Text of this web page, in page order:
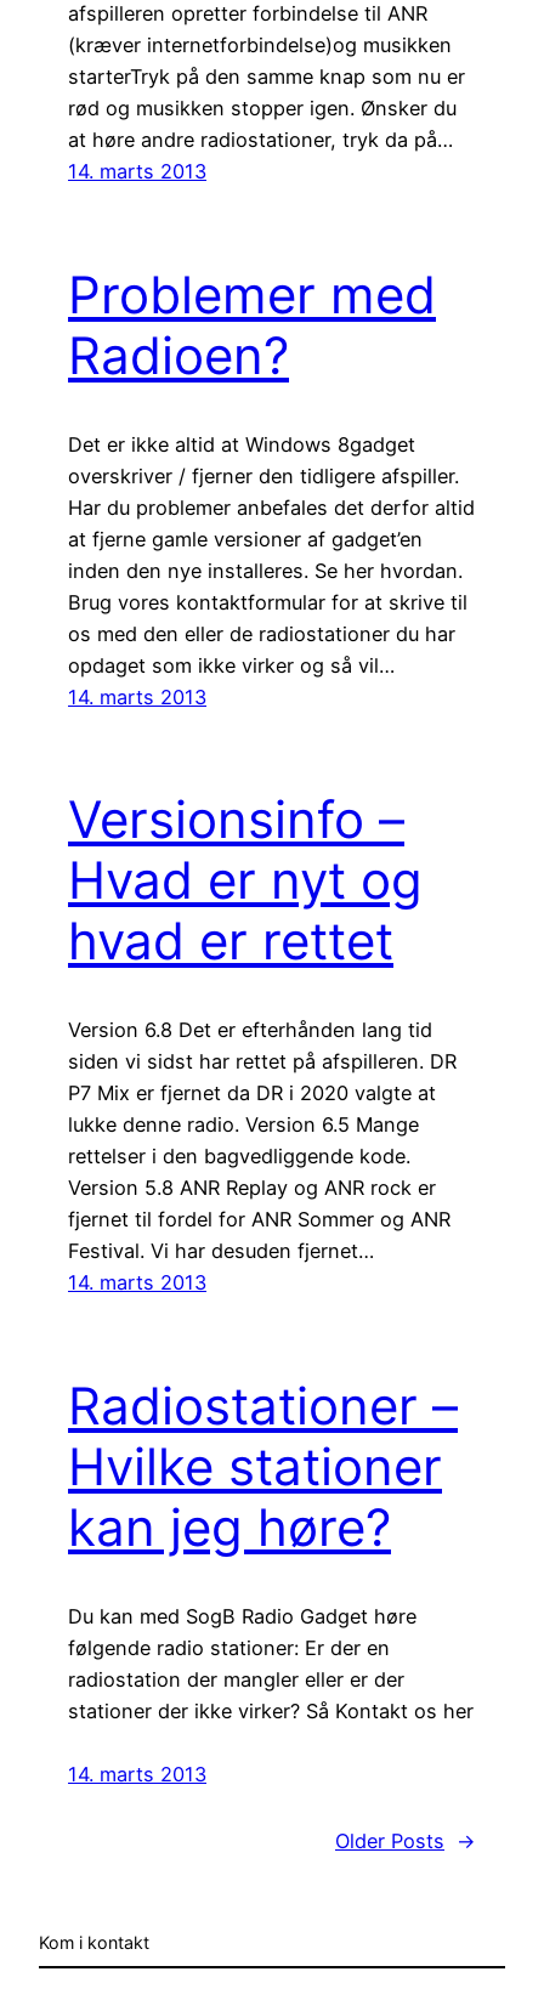
afspilleren opretter forbindelse til ANR
(kræver internetforbindelse)og musikken
starterTryk på den samme knap som nu er
rød og musikken stopper igen. Ønsker du
at høre andre radiostationer, tryk da på…
14. marts 2013
Problemer med
Radioen?
Det er ikke altid at Windows 8gadget
overskriver / fjerner den tidligere afspiller.
Har du problemer anbefales det derfor altid
at fjerne gamle versioner af gadget’en
inden den nye installeres. Se her hvordan.
Brug vores kontaktformular for at skrive til
os med den eller de radiostationer du har
opdaget som ikke virker og så vil…
14. marts 2013
Versionsinfo –
Hvad er nyt og
hvad er rettet
Version 6.8 Det er efterhånden lang tid
siden vi sidst har rettet på afspilleren. DR
P7 Mix er fjernet da DR i 2020 valgte at
lukke denne radio. Version 6.5 Mange
rettelser i den bagvedliggende kode.
Version 5.8 ANR Replay og ANR rock er
fjernet til fordel for ANR Sommer og ANR
Festival. Vi har desuden fjernet…
14. marts 2013
Radiostationer –
Hvilke stationer
kan jeg høre?
Du kan med SogB Radio Gadget høre
følgende radio stationer: Er der en
radiostation der mangler eller er der
stationer der ikke virker? Så Kontakt os her
14. marts 2013
Older Posts →
Kom i kontakt